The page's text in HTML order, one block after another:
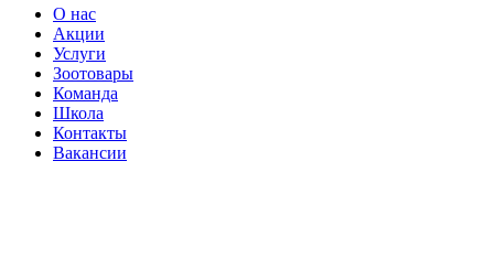
О нас
Акции
Услуги
Зоотовары
Команда
Школа
Контакты
Вакансии